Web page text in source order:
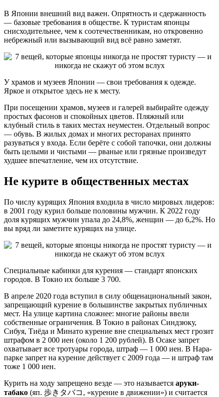
В Японии внешний вид важен. Опрятность и сдержанность
— базовые требования в обществе. К туристам японцы
снисходительнее, чем к соотечественникам, но откровенно
небрежный или вызывающий вид всё равно заметят.
У храмов и музеев Японии — свои требования к одежде.
Яркое и открытое здесь не к месту.
При посещении храмов, музеев и галерей выбирайте одежду
простых фасонов и спокойных цветов. Пляжный или
клубный стиль в таких местах неуместен. Отдельный вопрос
— обувь. В жилых домах и многих ресторанах принято
разуваться у входа. Если берёте с собой тапочки, они должны
быть целыми и чистыми — рваные или грязные произведут
худшее впечатление, чем их отсутствие.
Не курите в общественных местах
По числу курящих Япония входила в число мировых лидеров:
в 2001 году курил больше половины мужчин. К 2022 году
доля курящих мужчин упала до 24,8%, женщин — до 6,2%. Но
вы вряд ли заметите курящих на улице.
Специальные кабинки для курения — стандарт японских
городов. В Токио их больше 3 700.
В апреле 2020 года вступил в силу общенациональный закон,
запрещающий курение в большинстве закрытых публичных
мест. На улице картина сложнее: многие районы ввели
собственные ограничения. В Токио в районах Синдзюку,
Сибуя, Тиёда и Минато курение вне специальных мест грозит
штрафом в 2 000 иен (около 1 200 рублей). В Осаке запрет
охватывает все тротуары города, штраф — 1 000 иен. В Нара-
парке запрет на курение действует с 2009 года — и штраф там
тоже 1 000 иен.
Курить на ходу запрещено везде — это называется аруки-
табако (яп. 歩きタバコ, «курение в движении») и считается